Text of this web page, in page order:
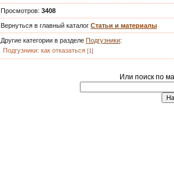
Просмотров: 3408
Вернуться в главный каталог Статьи и материалы
Другие категории в разделе Подгузники:
Подгузники: как отказаться [1]
Или поиск по